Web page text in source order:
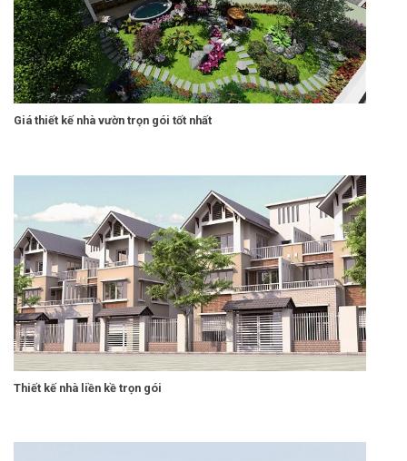
Giá thiết kế nhà vườn trọn gói tốt nhất
Thiết kế nhà liền kề trọn gói